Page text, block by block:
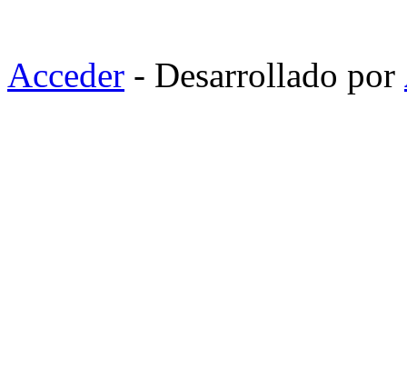
Acceder - Desarrollado por